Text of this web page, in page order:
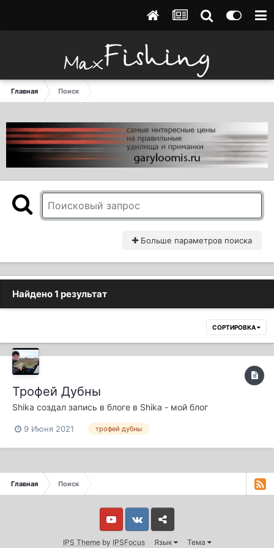
Главная Поиск
Больше параметров поиска
Найдено 1 результат
СОРТИРОВКА
Трофей Дубны
Shika создал запись в блоге в Shika - мой блог
9 Июня 2021 трофей дубны
Главная Поиск
IPS Themeby IPSFocus Язык Тема
Youtube VkontakteYandex